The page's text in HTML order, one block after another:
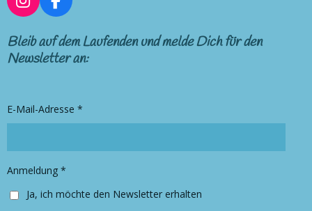
I
n
s
t
a
a
F
a
c
e
b
k
Bleib auf dem Laufenden und melde Dich für den
Newsletter an:
E-Mail-Adresse *
Anmeldung *
Ja, ich möchte den Newsletter erhalten